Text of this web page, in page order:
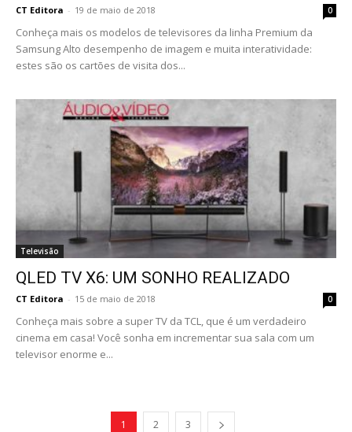
CT Editora - 19 de maio de 2018 0
Conheça mais os modelos de televisores da linha Premium da
Samsung Alto desempenho de imagem e muita interatividade:
estes são os cartões de visita dos...
Televisão
QLED TV X6: UM SONHO REALIZADO
CT Editora - 15 de maio de 2018 0
Conheça mais sobre a super TV da TCL, que é um verdadeiro
cinema em casa! Você sonha em incrementar sua sala com um
televisor enorme e...
1 2 3